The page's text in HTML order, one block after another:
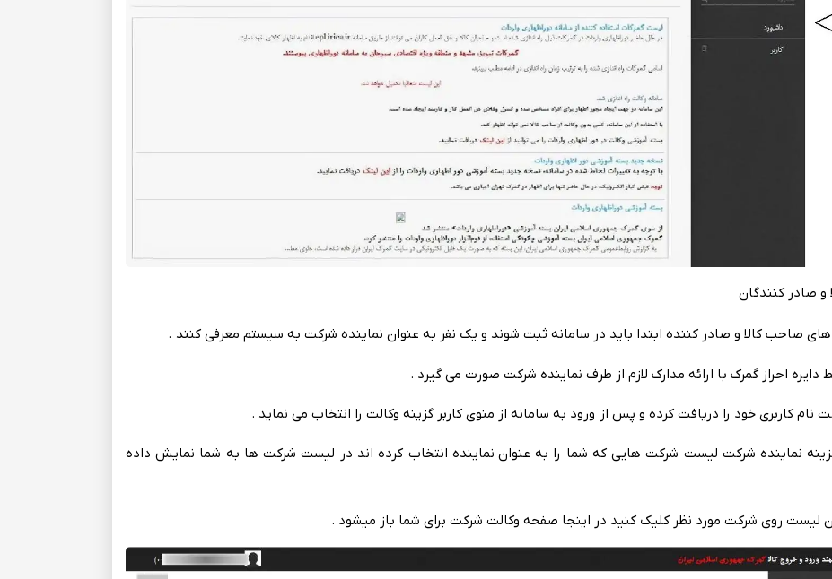
و صادر کنندگان
صاحب‌ کالا و صادر کننده ابتدا باید در سامانه‌ ثبت‌ شوند و یک‌ نفر به‌ عنوان نماینده شرکت‌ به‌ سیستم‌ معرفی‌ کنند .
دایره احراز گمرک با ارائه‌ مدارک لازم از طرف نماینده شرکت‌ صورت می‌ گیرد .
نام کاربری‌ خود را دریافت‌ کرده و پس‌ از ورود به سامانه‌ از منوی‌ کاربر گزینه‌ وکالت‌ را انتخاب می‌ نماید .
نماینده شرکت‌ لیست‌ شرکت‌ هایی‌ که‌ شما را به‌ عنوان نماینده انتخاب کرده اند در لیست‌ شرکت‌ ها به‌ شما نمایش‌ داده
لیست‌ روی‌ شرکت‌ مورد نظر کلیک‌ کنید در اینجا صفحه‌ وکالت‌ شرکت‌ برای‌ شما باز میشود .